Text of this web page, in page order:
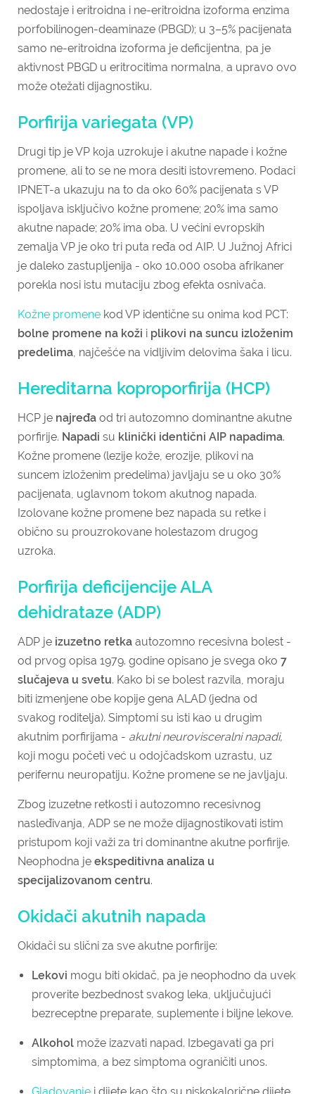
nedostaje i eritroidna i ne-eritroidna izoforma enzima
porfobilinogen-deaminaze (PBGD); u 3–5% pacijenata
samo ne-eritroidna izoforma je deficijentna, pa je
aktivnost PBGD u eritrocitima normalna, a upravo ovo
može otežati dijagnostiku.
Porfirija variegata (VP)
Drugi tip je VP koja uzrokuje i akutne napade i kožne
promene, ali to se ne mora desiti istovremeno. Podaci
IPNET-a ukazuju na to da oko 60% pacijenata s VP
ispoljava isključivo kožne promene; 20% ima samo
akutne napade; 20% ima oba. U većini evropskih
zemalja VP je oko tri puta ređa od AIP. U Južnoj Africi
je daleko zastupljenija - oko 10.000 osoba afrikaner
porekla nosi istu mutaciju zbog efekta osnivača.
Kožne promene kod VP identične su onima kod PCT:
bolne promene na koži i plikovi na suncu izloženim
predelima, najčešće na vidljivim delovima šaka i licu.
Hereditarna koproporfirija (HCP)
HCP je najređa od tri autozomno dominantne akutne
porfirije. Napadi su klinički identični AIP napadima.
Kožne promene (lezije kože, erozije, plikovi na
suncem izloženim predelima) javljaju se u oko 30%
pacijenata, uglavnom tokom akutnog napada.
Izolovane kožne promene bez napada su retke i
obično su prouzrokovane holestazom drugog
uzroka.
Porfirija deficijencije ALA
dehidrataze (ADP)
ADP je izuzetno retka autozomno recesivna bolest -
od prvog opisa 1979. godine opisano je svega oko 7
slučajeva u svetu. Kako bi se bolest razvila, moraju
biti izmenjene obe kopije gena ALAD (jedna od
svakog roditelja). Simptomi su isti kao u drugim
akutnim porfirijama - akutni neurovisceralni napadi,
koji mogu početi već u odojčadskom uzrastu, uz
perifernu neuropatiju. Kožne promene se ne javljaju.
Zbog izuzetne retkosti i autozomno recesivnog
nasleđivanja, ADP se ne može dijagnostikovati istim
pristupom koji važi za tri dominantne akutne porfirije.
Neophodna je ekspeditivna analiza u
specijalizovanom centru.
Okidači akutnih napada
Okidači su slični za sve akutne porfirije:
Lekovi mogu biti okidač, pa je neophodno da uvek
proverite bezbednost svakog leka, uključujući
bezreceptne preparate, suplemente i biljne lekove.
Alkohol može izazvati napad. Izbegavati ga pri
simptomima, a bez simptoma ograničiti unos.